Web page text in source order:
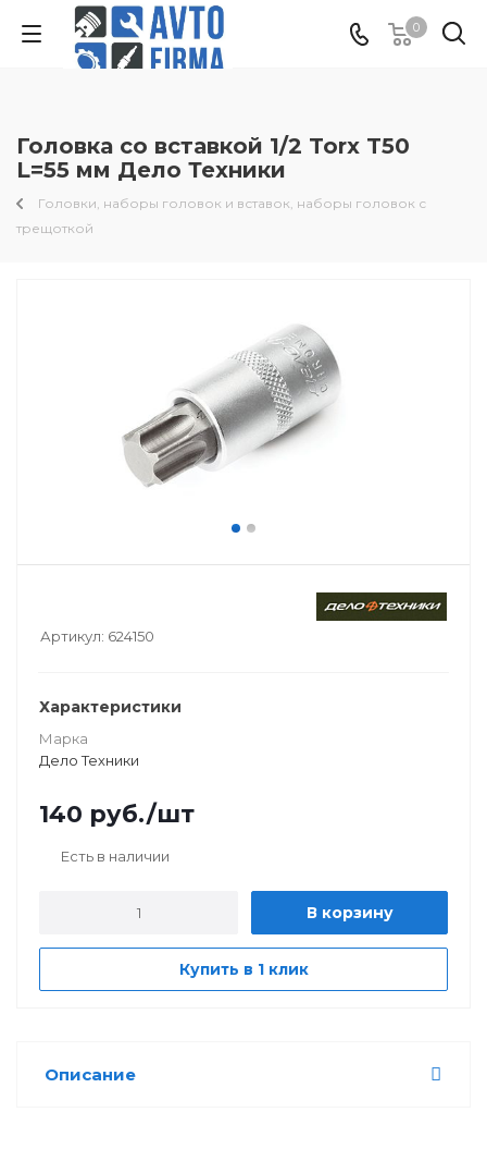
0
Головка со вставкой 1/2 Torx T50
L=55 мм Дело Техники
Головки, наборы головок и вставок, наборы головок с
трещоткой
Артикул: 624150
Характеристики
Марка
Дело Техники
140 руб./шт
Есть в наличии
В корзину
Купить в 1 клик
Описание